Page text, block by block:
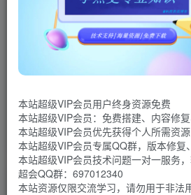
梦幻专区
小灰兔技术频道 1191
置顶
置顶 置顶
本站超级VIP会员用户终身资源免费
本站超级VIP会员：免费搭建、内容修
本站超级VIP会员优先获得个人所需资源
本站超级VIP会员专属QQ群，版本修复
本站超级VIP会员技术问题一对一服务
超会QQ群：697012340
本站资源仅限交流学习，请勿用于非法